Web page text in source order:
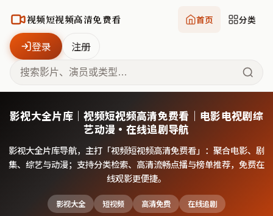
视频短视频高清免费看 首页 分类
登录 注册
影视大全片库｜视频短视频高清免费看｜电影电视剧综
艺动漫·在线追剧导航
影视大全片库导航，主打「视频短视频高清免费看」：聚合电影、剧
集、综艺与动漫；支持分类检索、高清流畅点播与榜单推荐，免费在
线观影更便捷。
影视大全 短视频 高清免费 在线追剧